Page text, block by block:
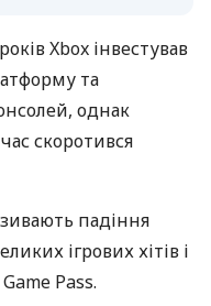
Xbox інвестував
та
однак
скоротився
падіння
ігрових хітів і
Pass.